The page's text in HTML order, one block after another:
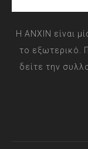
Η ANXIN είναι
το εξωτερικό.
δείτε την